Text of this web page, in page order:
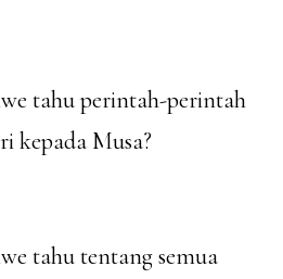
tahu perintah-perintah
kepada Musa?
tahu tentang semua